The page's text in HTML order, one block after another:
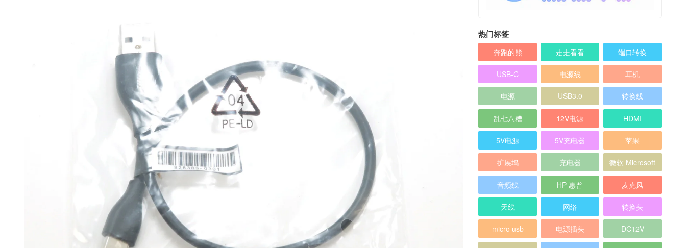
热门标签
奔跑的熊 走走看看 端口转换
USB-C 电源线 耳机
电源 USB3.0 转换线
乱七八糟 12V电源 HDMI
5V电源 5V充电器 苹果
扩展坞 充电器 微软 Microsoft
音频线 HP 惠普 麦克风
天线 网络 转换头
micro usb 电源插头 DC12V